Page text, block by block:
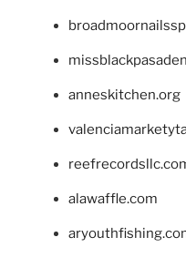
anneskitchen.org
alawaffle.com